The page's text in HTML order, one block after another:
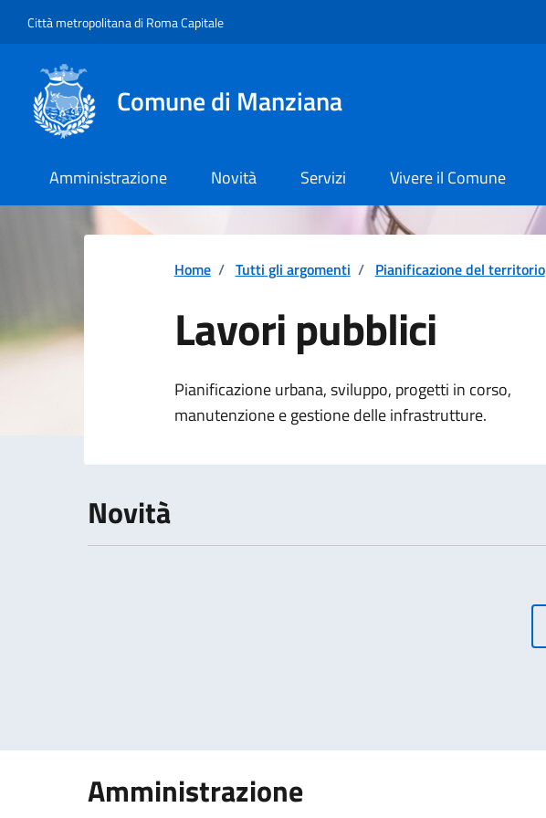
Città metropolitana di Roma Capitale
Comune di Manziana
Amministrazione Novità Servizi Vivere il Comune
Home / Tutti gli argomenti / Pianificazione del territorio
Lavori pubblici
Dettagli della notizia
Pianificazione urbana, sviluppo, progetti in corso,
manutenzione e gestione delle infrastrutture.
Novità
Amministrazione